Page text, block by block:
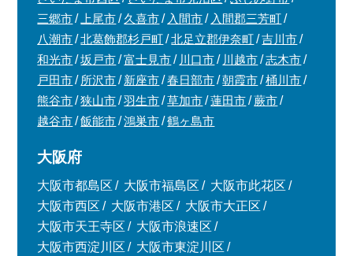
三郷市
上尾市 久喜市 入間市
入間郡三芳町
八潮市
北葛飾郡杉戸町 北足立郡伊奈町
吉川市
和光市
坂戸市 富士見市 川口市 川越市
志木市
戸田市
所沢市 新座市 春日部市 朝霞市
桶川市
熊谷市
狭山市 羽生市 草加市 蓮田市
蕨市
越谷市
飯能市 鴻巣市 鶴ヶ島市
大阪府
大阪市都島区 大阪市福島区
大阪市此花区
大阪市西区
大阪市港区
大阪市大正区
大阪市天王寺区
大阪市浪速区
大阪市西淀川区
大阪市東淀川区